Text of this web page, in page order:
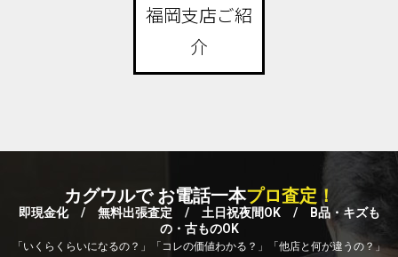
福岡支店ご紹
介
カグウルで お電話一本プロ査定！
即現金化 / 無料出張査定 / 土日祝夜間OK / B品・キズも
の・古ものOK
「いくらくらいになるの？」「コレの価値わかる？」「他店と何が違うの？」